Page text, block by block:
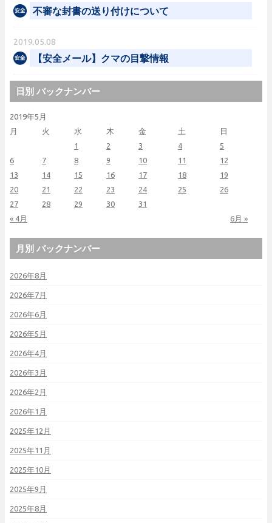
不審な封書の送り付けについて
2019.05.08
【安全メール】クマの目撃情報
日別 バックナンバー
2019年5月
月
火 水 木 金 土 日
« 4月 6月 »
1 2 3 4
5
6
7 8 9 10 11
12
13
14 15 16 17 18
19
20
21 22 23 24 25
26
27
28 29 30 31
月別 バックナンバー
2026年8月
2026年7月
2026年6月
2026年5月
2026年4月
2026年3月
2026年2月
2026年1月
2025年12月
2025年11月
2025年10月
2025年9月
2025年8月